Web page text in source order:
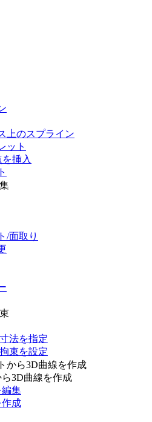
上のスプライン
ット
挿入
/面取り
法を指定
束を設定
から3D曲線を作成
3D曲線を作成
編集
作成